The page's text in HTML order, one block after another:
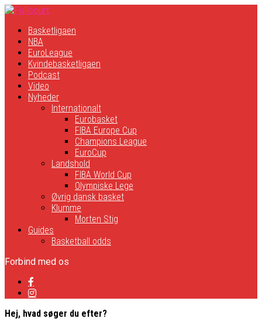
Basketligaen
NBA
EuroLeague
Kvindebasketligaen
Podcast
Video
Nyheder
Internationalt
Eurobasket
FIBA Europe Cup
Champions League
EuroCup
Landshold
FIBA World Cup
Olympiske Lege
Øvrig dansk basket
Klumme
Morten Stig
Guides
Basketball odds
Forbind med os
Hej, hvad søger du efter?